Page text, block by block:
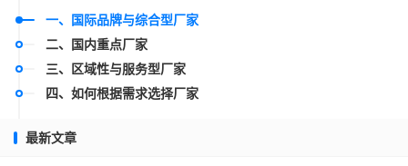
一、国际品牌与综合型厂家
二、国内重点厂家
三、区域性与服务型厂家
四、如何根据需求选择厂家
最新文章